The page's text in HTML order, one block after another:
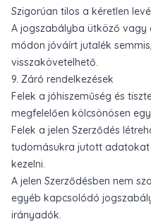
Szigorúan tilos a kéretlen
A jogszabályba ütköző vagy
módon jóváírt jutalék
visszakövetelhető.
9. Záró rendelkezések
Felek a jóhiszeműség és
megfelelően kölcsönösen
Felek a jelen Szerződés
tudomásukra jutott
kezelni.
A jelen Szerződésben nem
egyéb kapcsolódó
irányadók.